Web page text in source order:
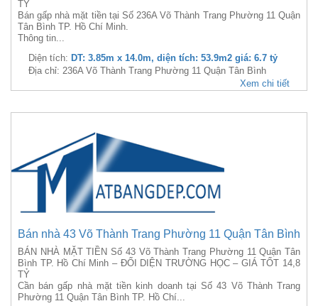
TỶ
Bán gấp nhà mặt tiền tại Số 236A Võ Thành Trang Phường 11 Quận
Tân Bình TP. Hồ Chí Minh.
Thông tin...
Diện tích: DT: 3.85m x 14.0m, diện tích: 53.9m2 giá: 6.7 tỷ
Địa chỉ: 236A Võ Thành Trang Phường 11 Quận Tân Bình
Xem chi tiết
Bán nhà 43 Võ Thành Trang Phường 11 Quận Tân Bình
BÁN NHÀ MẶT TIỀN Số 43 Võ Thành Trang Phường 11 Quận Tân
Bình TP. Hồ Chí Minh – ĐỐI DIỆN TRƯỜNG HỌC – GIÁ TỐT 14,8
TỶ
Cần bán gấp nhà mặt tiền kinh doanh tại Số 43 Võ Thành Trang
Phường 11 Quận Tân Bình TP. Hồ Chí...